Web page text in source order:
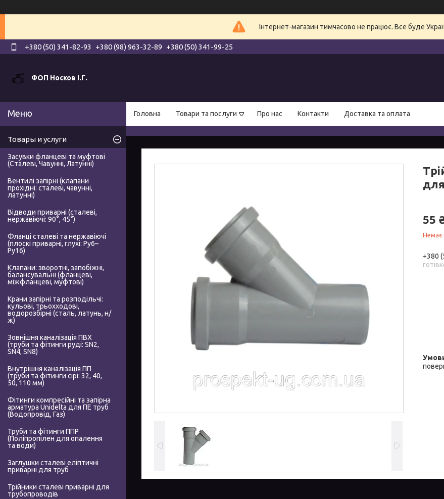
Інтернет-магазин тимчасово не працює. Все буде
+380 (50) 341-82-93 +380 (98) 963-32-89 +380 (50) 341-99-25
ФОП Носков І.Г.
Головна Товари та послуги Про нас Контакти Доставка та оплата
55
Немає
+380
Товары и услуги
Засувки фланцеві та муфтові
(Сталеві, Чавунні, Латунні)
Вентилі запірні (клапани
прохідні: сталеві, чавунні,
латунні)
Відводи приварні (сталеві,
нержавіючі: 90°, 45°)
Фланці сталеві та нержавіючі
(плоскі приварні, глухі: Ру6–
Ру16)
Клапани: зворотні, запобіжні,
балансувальні (фланцеві,
міжфланцеві, муфтові)
Крани запірні та розподільчі:
кульові, трьохходові,
водорозбірні (сталь, латунь, н/
ж)
Зовнішня каналізація ПВХ
(труби та фітинги руді: SN2,
SN4, SN8)
Внутрішня каналізація ПП
(труби та фітинги сірі: 32, 40,
50, 110 мм)
Фітинги компресійні та запірна
арматура Unidelta для ПЕ труб
(Водопровід, Газ)
Труби та фітинги ППР
(Поліпропілен для опалення
та води)
Заглушки сталеві еліптичні
приварні для труб
Трійники сталеві приварні для
трубопроводів